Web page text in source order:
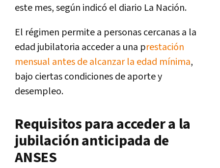
este mes, según indicó el diario La Nación.
El régimen permite a personas cercanas a la
edad jubilatoria acceder a una prestación
mensual antes de alcanzar la edad mínima,
bajo ciertas condiciones de aporte y
desempleo.
Requisitos para acceder a la
jubilación anticipada de
ANSES